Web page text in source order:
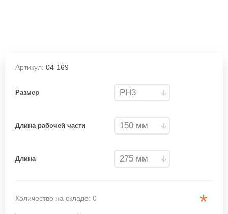
Артикул: 04-169
Размер
Длина рабочей части
Длина
Количество на складе: 0 *